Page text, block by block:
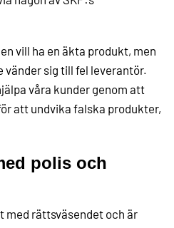
vill ha en äkta produkt, men
vänder sig till fel leverantör.
våra kunder genom att
att undvika falska produkter,
polis och
med rättsväsendet och är